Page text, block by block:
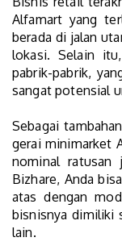
Alfamart yang
berada di jalan
lokasi. Selain
pabrik-pabrik,
sangat potensial
Sebagai
gerai minimarket
nominal ratusan
Bizhare, Anda
atas dengan
bisnisnya dimiliki
lain.